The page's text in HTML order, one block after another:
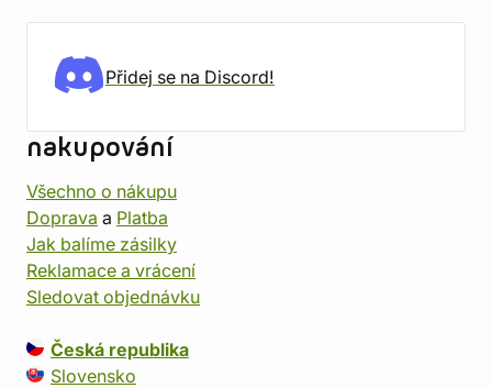
Přidej se na Discord!
nakupování
Všechno o nákupu
Doprava a Platba
Jak balíme zásilky
Reklamace a vrácení
Sledovat objednávku
Česká republika
Slovensko